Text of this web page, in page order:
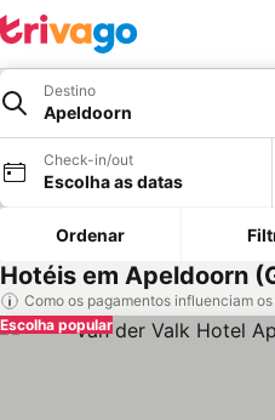
Destino
Apeldoorn
Check-in/out
Escolha as datas
Ordenar
Hotéis em Apeldoorn
Como os pagamentos influenciam
Escolha popular